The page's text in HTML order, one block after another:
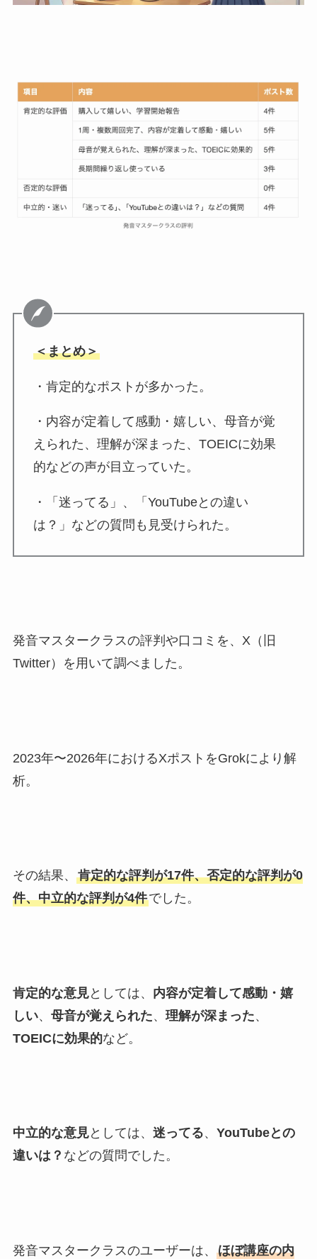
＜まとめ＞
・肯定的なポストが多かった。
・内容が定着して感動・嬉しい、母音が覚
えられた、理解が深まった、TOEICに効果
的などの声が目立っていた。
・「迷ってる」、「YouTubeとの違い
は？」などの質問も見受けられた。
発音マスタークラスの評判や口コミを、X（旧
Twitter）を用いて調べました。
2023年〜2026年におけるXポストをGrokにより解
析。
その結果、 肯定的な評判が17件、否定的な評判が0
件、中立的な評判が4件でした。
肯定的な意見としては、 内容が定着して感動・嬉
しい、 母音が覚えられた、 理解が深まった、
TOEICに効果的など。
中立的な意見としては、 迷ってる、 YouTubeとの
違いは？ などの質問でした。
発音マスタークラスのユーザーは、 ほぼ講座の内